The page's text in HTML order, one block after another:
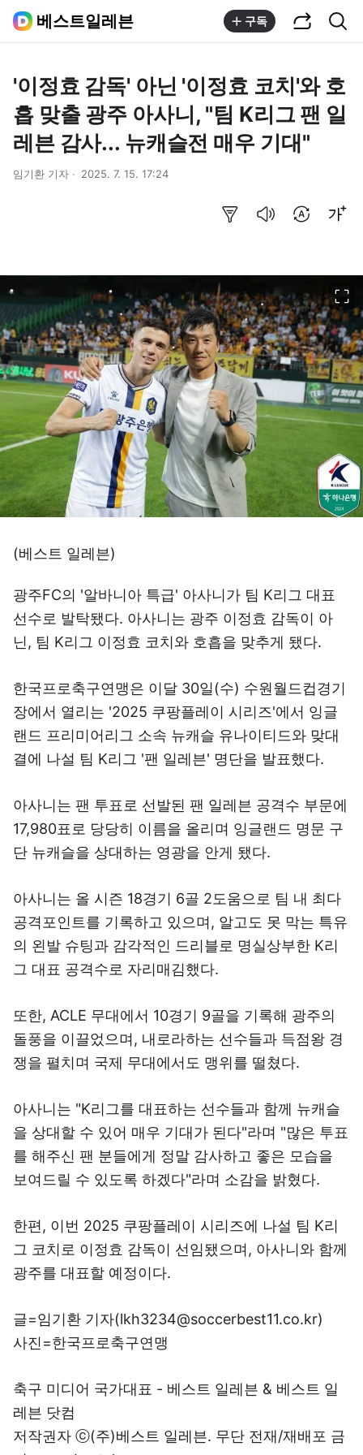
베스트일레븐 구독
'이정효 감독' 아닌 '이정효 코치'와 호
흡 맞출 광주 아사니, "팀 K리그 팬 일
레븐 감사... 뉴캐슬전 매우 기대"
임기환 기자 2025. 7. 15. 17:24
(베스트 일레븐)
광주FC의 '알바니아 특급' 아사니가 팀 K리그 대표
선수로 발탁됐다. 아사니는 광주 이정효 감독이 아
닌, 팀 K리그 이정효 코치와 호흡을 맞추게 됐다.
한국프로축구연맹은 이달 30일(수) 수원월드컵경기
장에서 열리는 '2025 쿠팡플레이 시리즈'에서 잉글
랜드 프리미어리그 소속 뉴캐슬 유나이티드와 맞대
결에 나설 팀 K리그 '팬 일레븐' 명단을 발표했다.
아사니는 팬 투표로 선발된 팬 일레븐 공격수 부문에
17,980표로 당당히 이름을 올리며 잉글랜드 명문 구
단 뉴캐슬을 상대하는 영광을 안게 됐다.
아사니는 올 시즌 18경기 6골 2도움으로 팀 내 최다
공격포인트를 기록하고 있으며, 알고도 못 막는 특유
의 왼발 슈팅과 감각적인 드리블로 명실상부한 K리
그 대표 공격수로 자리매김했다.
또한, ACLE 무대에서 10경기 9골을 기록해 광주의
돌풍을 이끌었으며, 내로라하는 선수들과 득점왕 경
쟁을 펼치며 국제 무대에서도 맹위를 떨쳤다.
아사니는 "K리그를 대표하는 선수들과 함께 뉴캐슬
을 상대할 수 있어 매우 기대가 된다"라며 "많은 투표
를 해주신 팬 분들에게 정말 감사하고 좋은 모습을
보여드릴 수 있도록 하겠다"라며 소감을 밝혔다.
한편, 이번 2025 쿠팡플레이 시리즈에 나설 팀 K리
그 코치로 이정효 감독이 선임됐으며, 아사니와 함께
광주를 대표할 예정이다.
글=임기환 기자(lkh3234@soccerbest11.co.kr)
사진=한국프로축구연맹
축구 미디어 국가대표 - 베스트 일레븐 & 베스트 일
레븐 닷컴
저작권자 ⓒ(주)베스트 일레븐. 무단 전재/재배포 금